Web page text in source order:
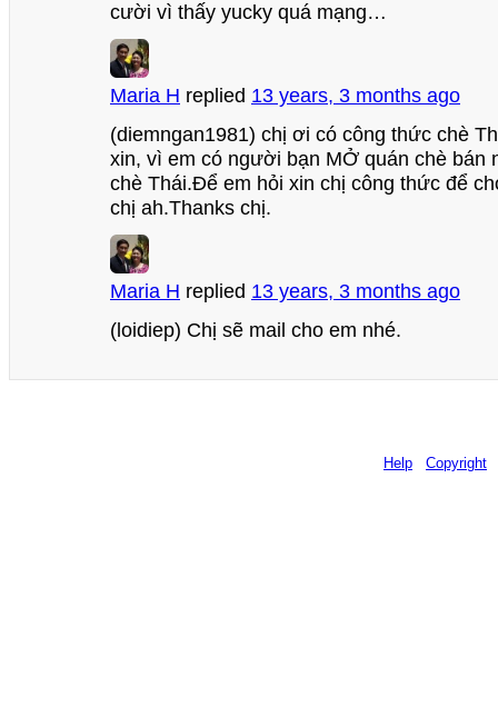
cười vì thấy yucky quá mạng…
Maria H replied 13 years, 3 months ago
(diemngan1981) chị ơi có công thức chè
xin, vì em có người bạn MỞ quán chè bán
chè Thái.Để em hỏi xin chị công thức để
chị ah.Thanks chị.
Maria H replied 13 years, 3 months ago
(loidiep) Chị sẽ mail cho em nhé.
Help Copyright